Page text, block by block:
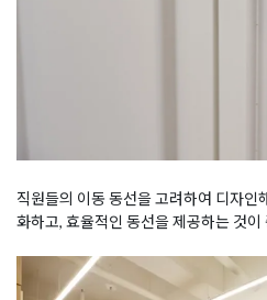
직원들의 이동 동선을 고려하여 디자인
화하고, 효율적인 동선을 제공하는 것이